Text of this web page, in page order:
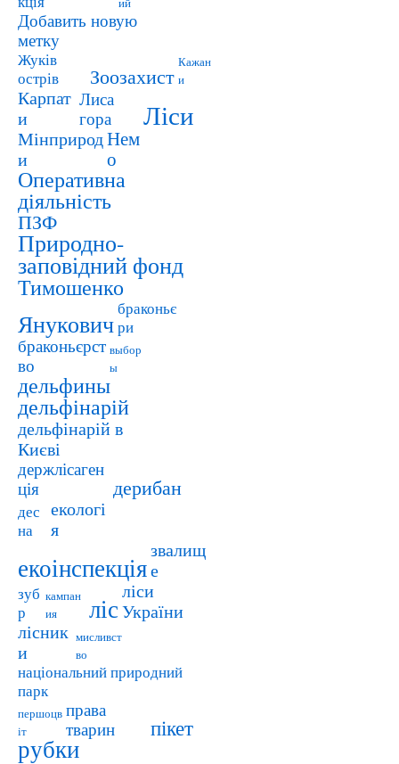
Добавить новую
метку
Жуків
острів
Зоозахист
Кажан
и
Карпат
и
Лиса
гора
Ліси
Мінприрод
и
Нем
о
Оперативна
діяльність
ПЗФ
Природно-
заповідний фонд
Тимошенко
Януковичбраконьє
ри
браконьєрст
во
выбор
ы
дельфины
дельфінарій
дельфінарій в
Києві
держлісаген
ція
дерибан
дес
на
екологі
я
екоінспекція
звалищ
е
зуб
р
кампан
ия
ліс
ліси
України
лісник
и
мисливст
во
національний природний
парк
першоцв
іт
права
тварин
пікет
рубки